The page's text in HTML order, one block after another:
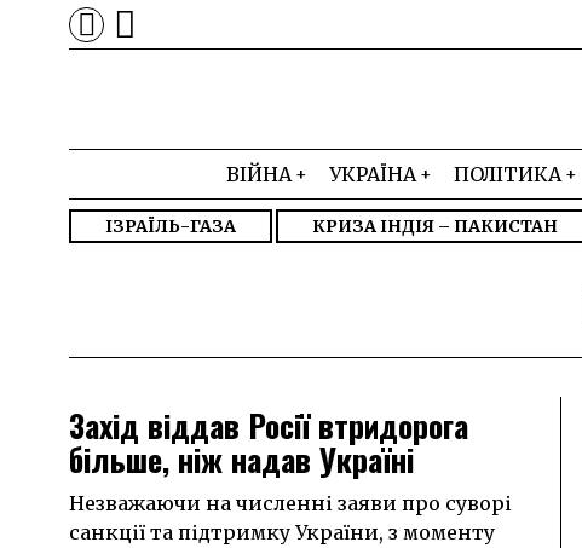
ВІЙНА УКРАЇНА ПОЛІТИКА
ІЗРАЇЛЬ-ГАЗА КРИЗА ІНДІЯ – ПАКИСТАН
Захід віддав Росії втридорога
більше, ніж надав Україні
Незважаючи на численні заяви про суворі
санкції та підтримку України, з моменту